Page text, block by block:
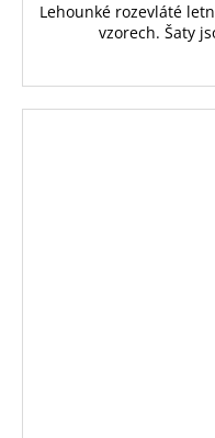
Lehounké rozevláté
vzorech. Šaty